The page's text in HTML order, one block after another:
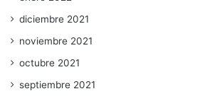
diciembre 2021
noviembre 2021
octubre 2021
septiembre 2021